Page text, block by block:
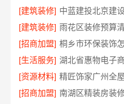
[建筑装修] 中蓝建投北京建
[建筑装修]
[招商加盟]
[生活服务]
[资源材料] 精匠饰家广州全
[招商加盟]